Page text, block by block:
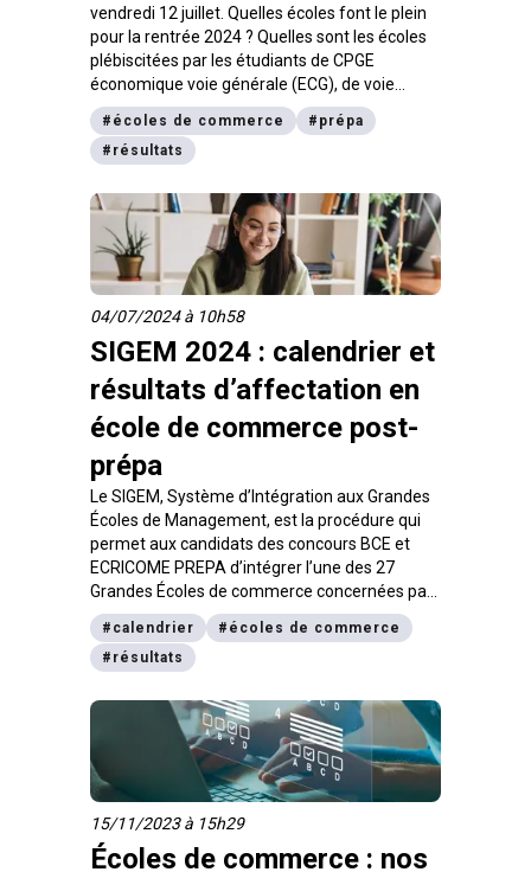
vendredi 12 juillet. Quelles écoles font le plein
pour la rentrée 2024 ? Quelles sont les écoles
plébiscitées par les étudiants de CPGE
économique voie générale (ECG), de voie
technologique (ECT) et littéraires. Zoom ici.
# écoles de commerce # prépa
# résultats
04/07/2024 à 10h58
SIGEM 2024 : calendrier et
résultats d’affectation en
école de commerce post-
prépa
Le SIGEM, Système d’Intégration aux Grandes
Écoles de Management, est la procédure qui
permet aux candidats des concours BCE et
ECRICOME PREPA d’intégrer l’une des 27
Grandes Écoles de commerce concernées par
le dispositif. Récapitulatif des dates du
calendrier SIGEM 2024, des étapes de saisie
des choix d’affectation aux résultats attendus
# calendrier # écoles de commerce
# résultats
15/11/2023 à 15h29
Écoles de commerce : nos